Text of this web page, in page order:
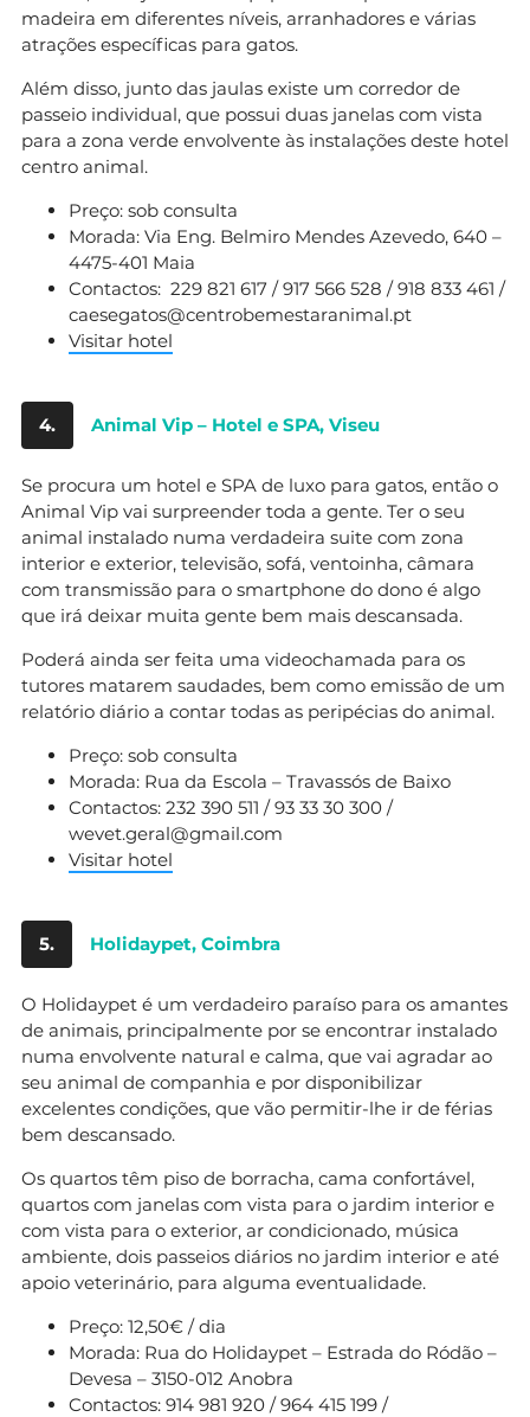
madeira em diferentes níveis, arranhadores e várias
atrações específicas para gatos.
Além disso, junto das jaulas existe um corredor de
passeio individual, que possui duas janelas com vista
para a zona verde envolvente às instalações deste hotel
centro animal.
Preço: sob consulta
Morada: Via Eng. Belmiro Mendes Azevedo, 640 –
4475-401 Maia
Contactos: 229 821 617 / 917 566 528 / 918 833 461 /
caesegatos@centrobemestaranimal.pt
Visitar hotel
4. Animal Vip – Hotel e SPA, Viseu
Se procura um hotel e SPA de luxo para gatos, então o
Animal Vip vai surpreender toda a gente. Ter o seu
animal instalado numa verdadeira suite com zona
interior e exterior, televisão, sofá, ventoinha, câmara
com transmissão para o smartphone do dono é algo
que irá deixar muita gente bem mais descansada.
Poderá ainda ser feita uma videochamada para os
tutores matarem saudades, bem como emissão de um
relatório diário a contar todas as peripécias do animal.
Preço: sob consulta
Morada: Rua da Escola – Travassós de Baixo
Contactos: 232 390 511 / 93 33 30 300 /
wevet.geral@gmail.com
Visitar hotel
5. Holidaypet, Coimbra
O Holidaypet é um verdadeiro paraíso para os amantes
de animais, principalmente por se encontrar instalado
numa envolvente natural e calma, que vai agradar ao
seu animal de companhia e por disponibilizar
excelentes condições, que vão permitir-lhe ir de férias
bem descansado.
Os quartos têm piso de borracha, cama confortável,
quartos com janelas com vista para o jardim interior e
com vista para o exterior, ar condicionado, música
ambiente, dois passeios diários no jardim interior e até
apoio veterinário, para alguma eventualidade.
Preço: 12,50€ / dia
Morada: Rua do Holidaypet – Estrada do Ródão –
Devesa – 3150-012 Anobra
Contactos: 914 981 920 / 964 415 199 /